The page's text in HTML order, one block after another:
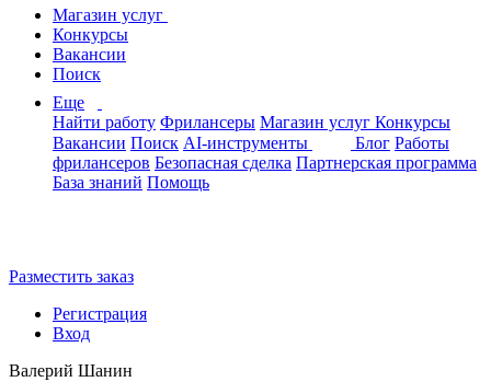
Магазин услуг
Конкурсы
Вакансии
Поиск
Еще
Найти работу Фрилансеры Магазин услуг Конкурсы
Вакансии Поиск AI-инструменты Блог Работы
фрилансеров Безопасная сделка Партнерская программа
База знаний Помощь
Разместить заказ
Регистрация
Вход
Валерий Шанин